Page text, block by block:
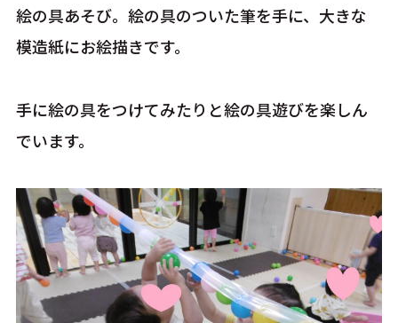
絵の具あそび。絵の具のついた筆を手に、大きな
模造紙にお絵描きです。
手に絵の具をつけてみたりと絵の具遊びを楽しん
でいます。